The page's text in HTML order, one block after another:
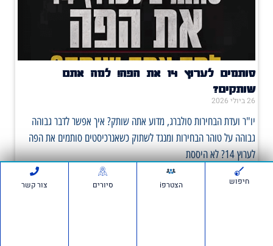
סותמים לערוץ 14 את הפה! למה אתם
שותקים?
26 ביולי 2026
יו"ר ועדת הבחירות סולברג, מדוע אתה שותק? איך אפשר לדבר גבוהה
גבוהה על טוהר הבחירות ומנגד לשתוק כשאנרכיסטים סותמים את הפה
לערוץ 14? לא היססת
תכנית גפן
חיפוש הצטרפi סיורים צור קשר